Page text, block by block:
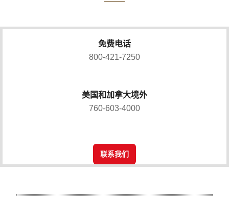
免费电话
800-421-7250
美国和加拿大境外
760-603-4000
联系我们